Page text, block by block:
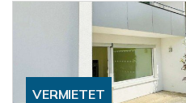
VERMIETET